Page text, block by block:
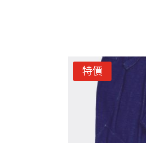
特價